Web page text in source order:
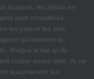
toujours, les bijoux en
sont considérés
les joyaux les plus
qui existent au
Malgré le fait qu’ils
coûter assez cher, ils ne
aucunement les